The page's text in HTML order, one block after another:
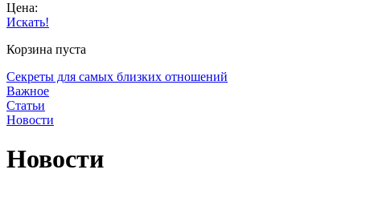
Цена:
Искать!
Корзина пуста
Секреты для самых близких отношений
Важное
Статьи
Новости
Новости